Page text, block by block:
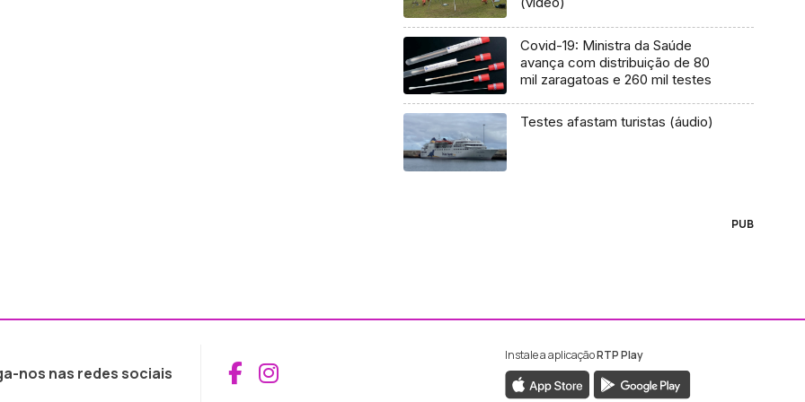
Covid-19: Ministra da Saúde
avança com distribuição de 80
mil zaragatoas e 260 mil testes
Testes afastam turistas (áudio)
PUB
nos nas redes sociais Aceder ao Facebook da RTP Madeira
Aceder ao Instagram da RTP Madeira
Instale a aplicaçãoRTP Play